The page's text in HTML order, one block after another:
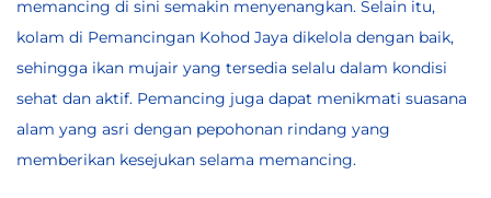
memancing di sini semakin menyenangkan. Selain itu,
kolam di Pemancingan Kohod Jaya dikelola dengan baik,
sehingga ikan mujair yang tersedia selalu dalam kondisi
sehat dan aktif. Pemancing juga dapat menikmati suasana
alam yang asri dengan pepohonan rindang yang
memberikan kesejukan selama memancing.